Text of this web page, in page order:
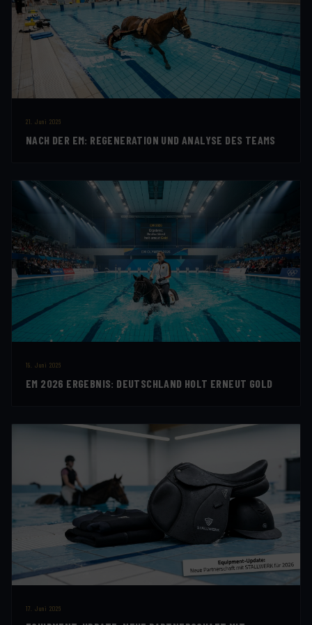
21. Juni 2026
NACH DER EM: REGENERATION UND ANALYSE DES TEAMS
19. Juni 2026
EM 2026 ERGEBNIS: DEUTSCHLAND HOLT ERNEUT GOLD
17. Juni 2026